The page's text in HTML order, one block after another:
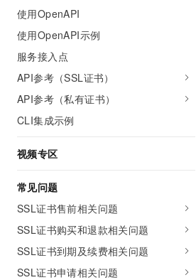
使用OpenAPI
使用OpenAPI示例
服务接入点
API参考（SSL证书）
API参考（私有证书）
CLI集成示例
视频专区
常见问题
SSL证书售前相关问题
SSL证书购买和退款相关问题
SSL证书到期及续费相关问题
SSL证书申请相关问题